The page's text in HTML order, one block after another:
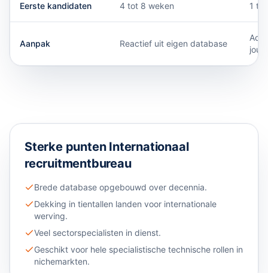
Eerste kandidaten 4 tot 8 weken 1
Aanpak Reactief uit eigen database
Sterke punten Internationaal
recruitmentbureau
Brede database opgebouwd over decennia.
Dekking in tientallen landen voor internationale
werving.
Veel sectorspecialisten in dienst.
Geschikt voor hele specialistische technische rollen in
nichemarkten.